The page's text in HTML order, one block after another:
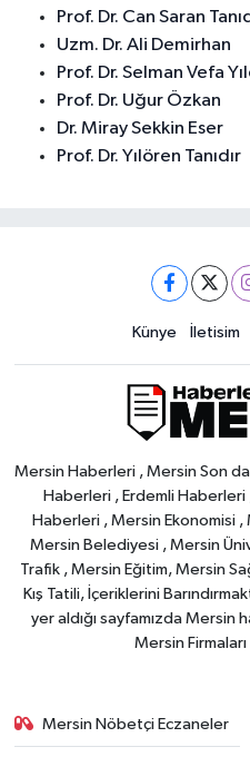
Prof. Dr. Can Saran
Uzm. Dr. Ali Demirhan
Prof. Dr. Selman Vefa
Prof. Dr. Uğur Özkan
Dr. Miray Sekkin Eser
Prof. Dr. Yılören Tanıdır
Künye İletisim
Mersin Haberleri , Mersin Son
Haberleri , Erdemli
Haberleri , Mersin Ekonomisi ,
Mersin Belediyesi , Mersin
Trafik , Mersin Eğitim, Mersin
Kış Tatili, İçeriklerini
yer aldığı sayfamızda
Mersin Firmaları
Mersin Nöbetçi Eczaneler